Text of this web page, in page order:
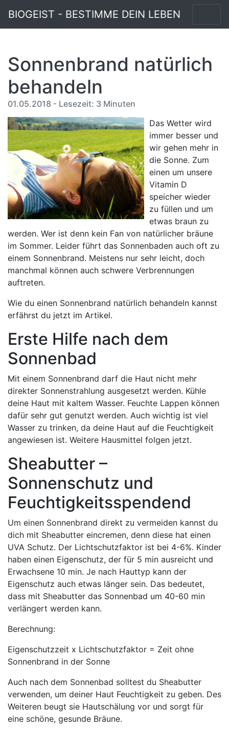
BIOGEIST - BESTIMME DEIN LEBEN
Sonnenbrand natürlich
behandeln
01.05.2018 - Lesezeit: 3 Minuten
Das Wetter wird
immer besser und
wir gehen mehr in
die Sonne. Zum
einen um unsere
Vitamin D
speicher wieder
zu füllen und um
etwas braun zu
werden. Wer ist denn kein Fan von natürlicher bräune
im Sommer. Leider führt das Sonnenbaden auch oft zu
einem Sonnenbrand. Meistens nur sehr leicht, doch
manchmal können auch schwere Verbrennungen
auftreten.
Wie du einen Sonnenbrand natürlich behandeln kannst
erfährst du jetzt im Artikel.
Erste Hilfe nach dem
Sonnenbad
Mit einem Sonnenbrand darf die Haut nicht mehr
direkter Sonnenstrahlung ausgesetzt werden. Kühle
deine Haut mit kaltem Wasser. Feuchte Lappen können
dafür sehr gut genutzt werden. Auch wichtig ist viel
Wasser zu trinken, da deine Haut auf die Feuchtigkeit
angewiesen ist. Weitere Hausmittel folgen jetzt.
Sheabutter –
Sonnenschutz und
Feuchtigkeitsspendend
Um einen Sonnenbrand direkt zu vermeiden kannst du
dich mit Sheabutter eincremen, denn diese hat einen
UVA Schutz. Der Lichtschutzfaktor ist bei 4-6%. Kinder
haben einen Eigenschutz, der für 5 min ausreicht und
Erwachsene 10 min. Je nach Hauttyp kann der
Eigenschutz auch etwas länger sein. Das bedeutet,
dass mit Sheabutter das Sonnenbad um 40-60 min
verlängert werden kann.
Berechnung:
Eigenschutzzeit x Lichtschutzfaktor = Zeit ohne
Sonnenbrand in der Sonne
Auch nach dem Sonnenbad solltest du Sheabutter
verwenden, um deiner Haut Feuchtigkeit zu geben. Des
Weiteren beugt sie Hautschälung vor und sorgt für
eine schöne, gesunde Bräune.